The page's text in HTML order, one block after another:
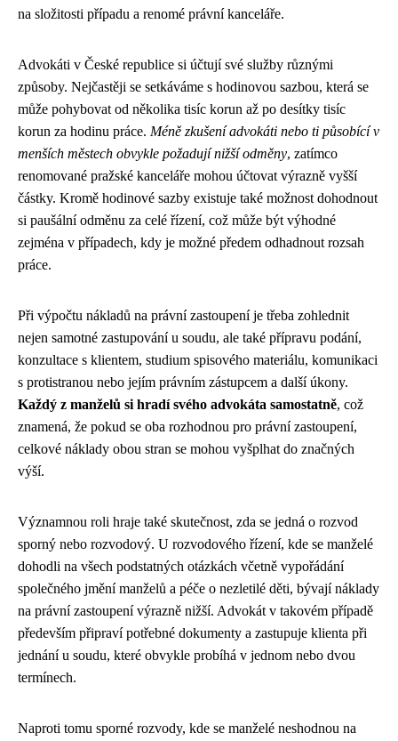
na složitosti případu a renomé právní kanceláře.
Advokáti v České republice si účtují své služby různými
způsoby. Nejčastěji se setkáváme s hodinovou sazbou, která se
může pohybovat od několika tisíc korun až po desítky tisíc
korun za hodinu práce. Méně zkušení advokáti nebo ti působící v
menších městech obvykle požadují nižší odměny, zatímco
renomované pražské kanceláře mohou účtovat výrazně vyšší
částky. Kromě hodinové sazby existuje také možnost dohodnout
si paušální odměnu za celé řízení, což může být výhodné
zejména v případech, kdy je možné předem odhadnout rozsah
práce.
Při výpočtu nákladů na právní zastoupení je třeba zohlednit
nejen samotné zastupování u soudu, ale také přípravu podání,
konzultace s klientem, studium spisového materiálu, komunikaci
s protistranou nebo jejím právním zástupcem a další úkony.
Každý z manželů si hradí svého advokáta samostatně, což
znamená, že pokud se oba rozhodnou pro právní zastoupení,
celkové náklady obou stran se mohou vyšplhat do značných
výší.
Významnou roli hraje také skutečnost, zda se jedná o rozvod
sporný nebo rozvodový. U rozvodového řízení, kde se manželé
dohodli na všech podstatných otázkách včetně vypořádání
společného jmění manželů a péče o nezletilé děti, bývají náklady
na právní zastoupení výrazně nižší. Advokát v takovém případě
především připraví potřebné dokumenty a zastupuje klienta při
jednání u soudu, které obvykle probíhá v jednom nebo dvou
termínech.
Naproti tomu sporné rozvody, kde se manželé neshodnou na